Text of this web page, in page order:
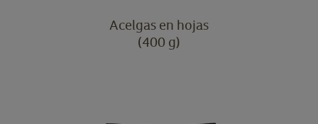
Acelgas en hojas
(400 g)